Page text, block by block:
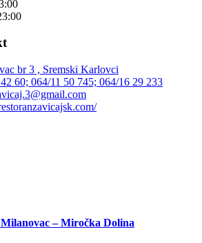
br 3 , Sremski Karlovci
60; 064/11 50 745; 064/16 29 233
– Miročka Dolina